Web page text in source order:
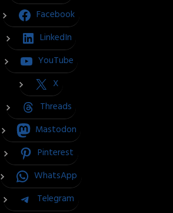
Facebook
LinkedIn
YouTube
X
Threads
Mastodon
Pinterest
WhatsApp
Telegram